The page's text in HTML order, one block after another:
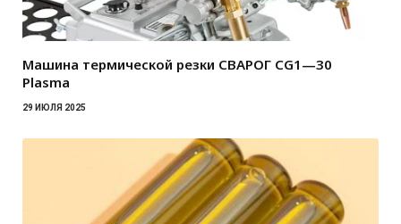
Машина термической резки СВАРОГ CG1—30
Plasma
29 ИЮЛЯ 2025